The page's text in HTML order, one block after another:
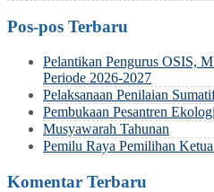
Pos-pos Terbaru
Pelantikan Pengurus OSIS,
Periode 2026-2027
Pelaksanaan Penilaian
Pembukaan Pesantren Ekologi
Musyawarah Tahunan
Pemilu Raya Pemilihan
Komentar Terbaru